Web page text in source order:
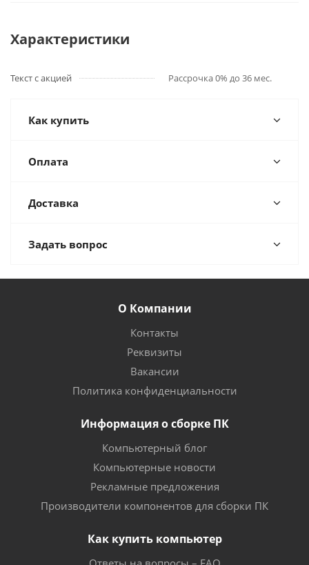
Характеристики
Текст с акцией Рассрочка 0% до 36 мес.
Как купить
Оплата
Доставка
Задать вопрос
О Компании
Контакты
Реквизиты
Вакансии
Политика конфиденциальности
Информация о сборке ПК
Компьютерный блог
Компьютерные новости
Рекламные предложения
Производители компонентов для сборки ПК
Как купить компьютер